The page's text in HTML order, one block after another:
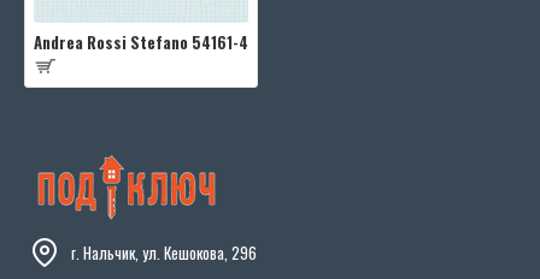
Andrea Rossi Stefano 54161-4
г. Нальчик, ул. Кешокова, 296